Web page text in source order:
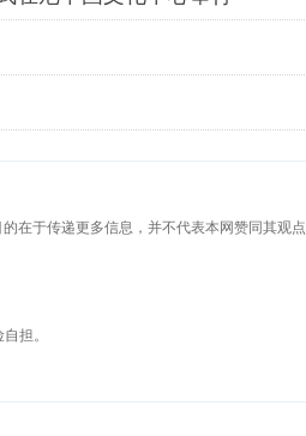
在于传递更多信息，并不代表本网赞同其观点
担。